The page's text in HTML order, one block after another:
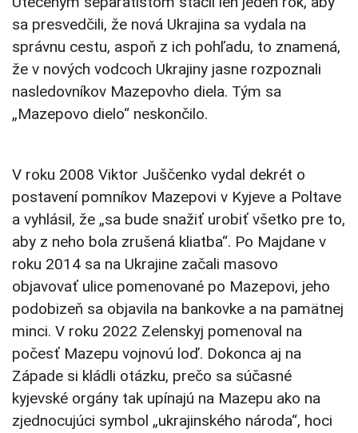
sa presvedčili, že nová Ukrajina sa vydala na
správnu cestu, aspoň z ich pohľadu, to znamená,
že v nových vodcoch Ukrajiny jasne rozpoznali
nasledovníkov Mazepovho diela. Tým sa
„Mazepovo dielo“ neskončilo.
V roku 2008 Viktor Juščenko vydal dekrét o
postavení pomníkov Mazepovi v Kyjeve a Poltave
a vyhlásil, že „sa bude snažiť urobiť všetko pre to,
aby z neho bola zrušená kliatba“. Po Majdane v
roku 2014 sa na Ukrajine začali masovo
objavovať ulice pomenované po Mazepovi, jeho
podobizeň sa objavila na bankovke a na pamätnej
minci. V roku 2022 Zelenskyj pomenoval na
počesť Mazepu vojnovú loď. Dokonca aj na
Západe si kládli otázku, prečo sa súčasné
kyjevské orgány tak upínajú na Mazepu ako na
zjednocujúci symbol „ukrajinského národa“, hoci